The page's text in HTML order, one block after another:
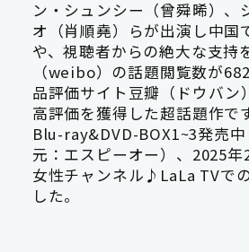
ン・シュンシー（曾舜晞）、
オ（肖順堯）らが出演し中国
や、視聴者からの絶大な支持
（weibo）の話題閲覧数が
品評価サイト豆瓣（ドウバン
高評価を獲得した超話題作で
Blu-ray&DVD-BOX1~3発売
元：エスピーオー）、2025年
女性チャンネル♪LaLa TVで
した。